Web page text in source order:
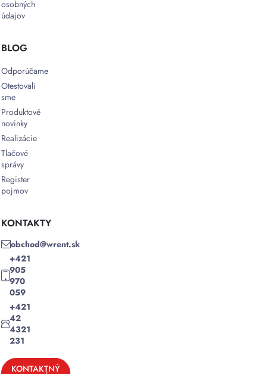
osobných
údajov
BLOG
Odporúčame
Otestovali
sme
Produktové
novinky
Realizácie
Tlačové
správy
Register
pojmov
KONTAKTY
obchod@wrent.sk
+421
905
970
059
+421
42
4321
231
KONTAKTNÝ